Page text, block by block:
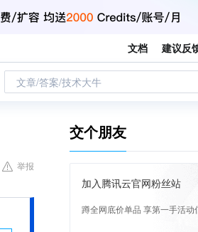
文档 建议反
文章/答案/技术大牛
举报
交个朋友
加入腾讯云官网粉丝站
蹲全网底价单品 享第一手活动